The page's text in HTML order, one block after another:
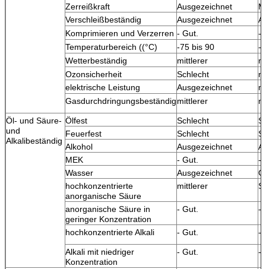
Zerreißkraft
Ausgezeichnet
Verschleißbeständig
Ausgezeichnet
Komprimieren und Verzerren - Gut.
-
Temperaturbereich ((°C)
-75 bis 90
-
Wetterbeständig
mittlerer
Ozonsicherheit
Schlecht
elektrische Leistung
Ausgezeichnet
Gasdurchdringungsbeständigmittlerer
Öl- und Säure-
und
Alkalibeständig
Ölfest Schlecht
Feuerfest
Schlecht
Alkohol
Ausgezeichnet
MEK
- Gut.
-
Wasser
Ausgezeichnet
hochkonzentrierte
anorganische Säure
mittlerer
anorganische Säure in
geringer Konzentration
- Gut. -
hochkonzentrierte Alkali - Gut. -
Alkali mit niedriger
Konzentration
- Gut. -